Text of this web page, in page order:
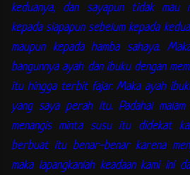
keduanya, dan sayapun tidak mau
kepada siapapun sebelum kepada
maupun kepada hamba sahaya.
bangunnya ayah dan ibuku dengan
itu hingga terbit fajar. Maka ayah
yang saya perah itu. Padahal
menangis minta susu itu didekat
berbuat itu benar-benar karena
maka lapangkanlah keadaan kami ini